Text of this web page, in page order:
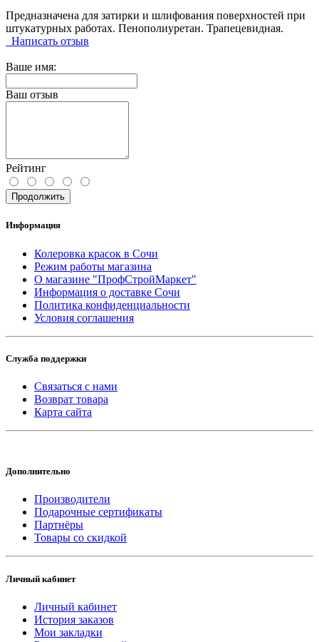
Предназначена для затирки и шлифования поверхностей при
штукатурных работах. Пенополиуретан. Трапецевидная.
Написать отзыв
Ваше имя:
Ваш отзыв
Рейтинг
Продолжить
Информация
Колеровка красок в Сочи
Режим работы магазина
О магазине "ПрофСтройМаркет"
Информация о доставке Сочи
Политика конфиденциальности
Условия соглашения
Служба поддержки
Связаться с нами
Возврат товара
Карта сайта
Дополнительно
Производители
Подарочные сертификаты
Партнёры
Товары со скидкой
Личный кабинет
Личный кабинет
История заказов
Мои закладки